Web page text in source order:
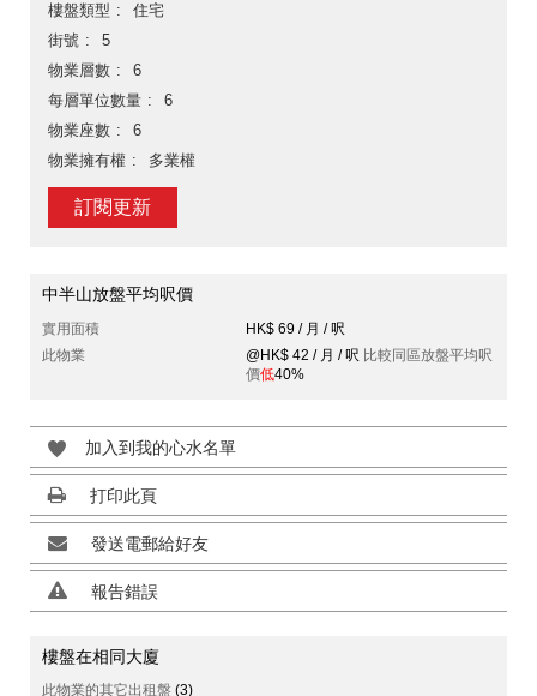
樓盤類型
住宅
街號
5
物業層數
6
每層單位數量
6
物業座數
6
物業擁有權
多業權
訂閱更新
中半山放盤平均呎價
實用面積
HK$ 69 / 月 / 呎
此物業
@HK$ 42 / 月 / 呎 比較同區放盤平均呎
價低40%
加入到我的心水名單
打印此頁
發送電郵給好友
報告錯誤
樓盤在相同大廈
此物業的其它出租盤 (3)